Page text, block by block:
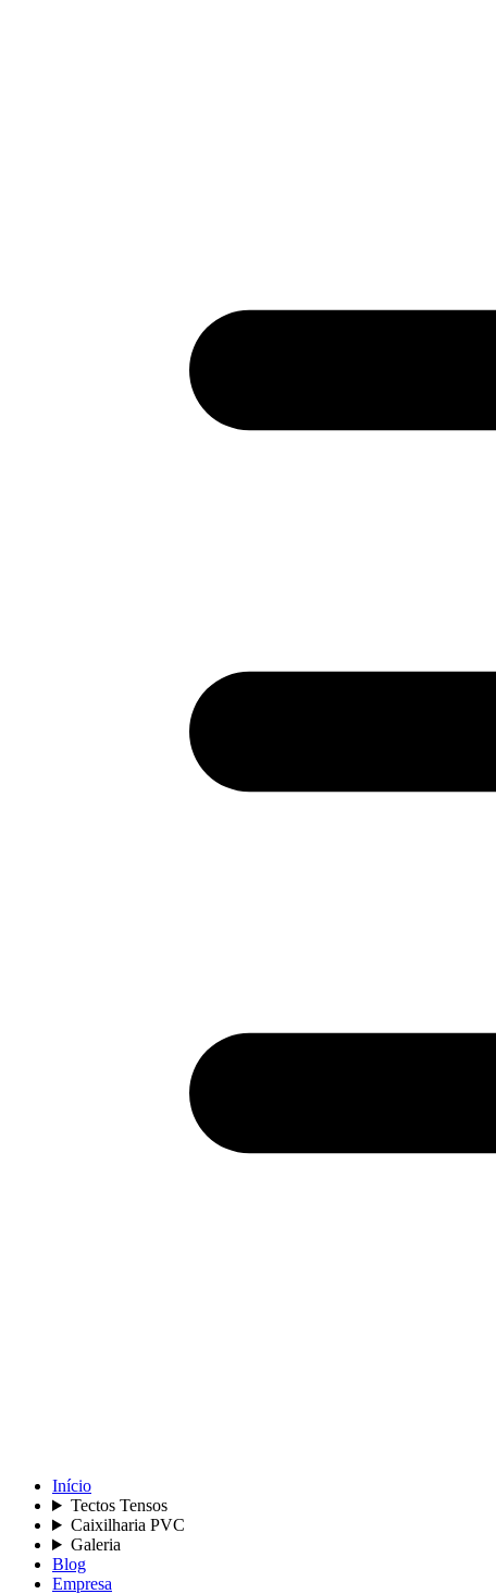
Início
Tectos Tensos
Caixilharia PVC
Galeria
Blog
Empresa